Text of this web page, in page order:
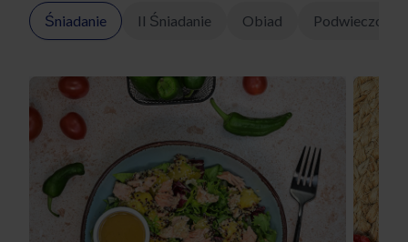
Śniadanie II Śniadanie Obiad Podwieczorek